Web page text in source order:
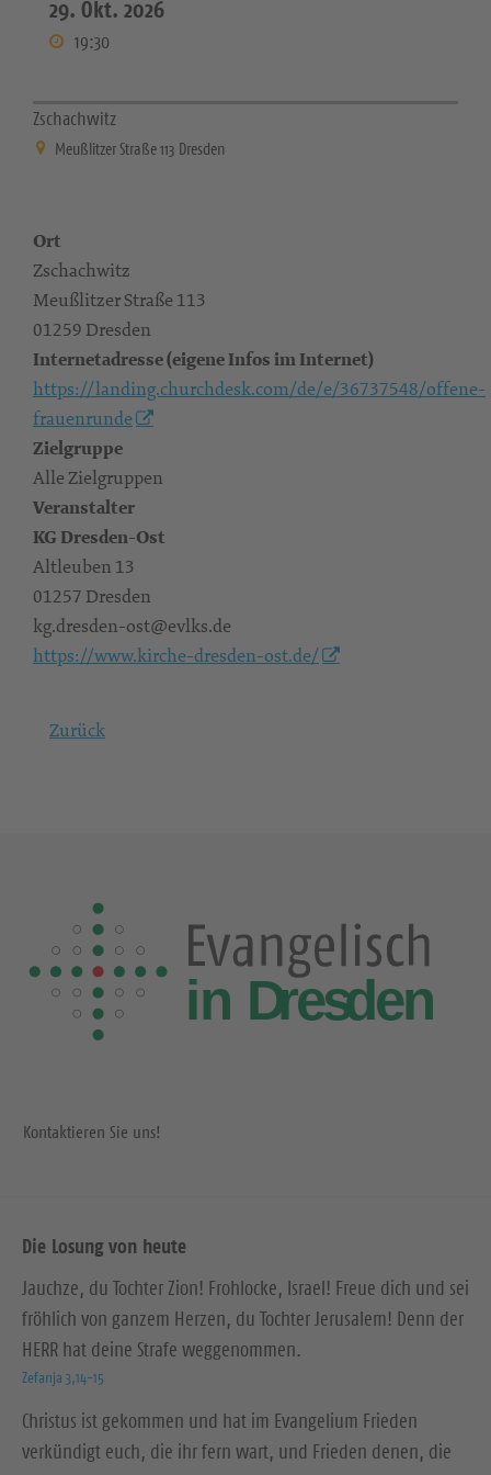
29. Okt. 2026
19:30
Zschachwitz
Meußlitzer Straße 113 Dresden
Ort
Zschachwitz
Meußlitzer Straße 113
01259 Dresden
Internetadresse (eigene Infos im Internet)
https://landing.churchdesk.com/de/e/36737548/offene-
frauenrunde
Zielgruppe
Alle Zielgruppen
Veranstalter
KG Dresden-Ost
Altleuben 13
01257 Dresden
kg.dresden-ost@evlks.de
https://www.kirche-dresden-ost.de/
Zurück
Kontaktieren Sie uns!
Die Losung von heute
Jauchze, du Tochter Zion! Frohlocke, Israel! Freue dich und sei
fröhlich von ganzem Herzen, du Tochter Jerusalem! Denn der
HERR hat deine Strafe weggenommen.
Zefanja 3,14-15
Christus ist gekommen und hat im Evangelium Frieden
verkündigt euch, die ihr fern wart, und Frieden denen, die